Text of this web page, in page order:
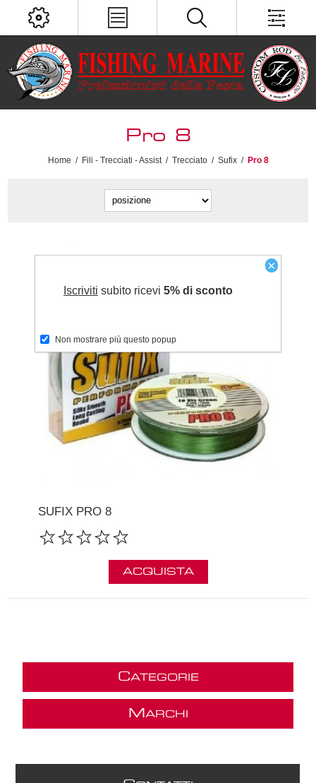
Pro 8
Home / Fili - Trecciati - Assist / Trecciato / Sufix / Pro 8
SUFIX PRO 8
ACQUISTA
CATEGORIE
M ARCHI
×
Iscriviti subito ricevi 5% di sconto
Non mostrare più questo popup